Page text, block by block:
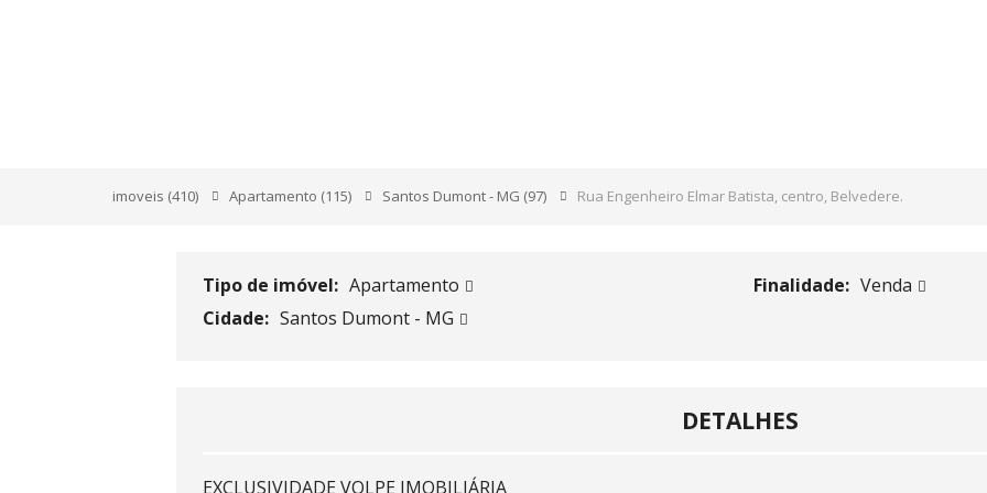
imoveis (410) Apartamento (115) Santos Dumont - MG (97) Rua Engenheiro Elmar Batista, centro, Belvedere.
Tipo de imóvel: Apartamento Finalidade: Venda
Cidade: Santos Dumont - MG
DETALHES
EXCLUSIVIDADE VOLPE IMOBILIÁRIA